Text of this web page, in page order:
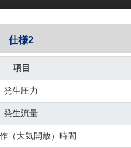
項目
発生圧力
発生流量
（大気開放）時間
仕様2